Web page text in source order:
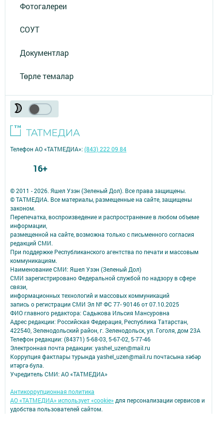
Фотогалереи
СОУТ
Документлар
Төрле темалар
© 2011 - 2026. Яшел Узэн (Зеленый Дол). Все права защищены.
© ТАТМЕДИА. Все материалы, размещенные на сайте, защищены
законом.
Перепечатка, воспроизведение и распространение в любом объеме
информации,
размещенной на сайте, возможна только с письменного согласия
редакций СМИ.
При поддержке Республиканского агентства по печати и массовым
коммуникациям.
Наименование СМИ: Яшел Узэн (Зеленый Дол)
СМИ зарегистрировано Федеральной службой по надзору в сфере
связи,
информационных технологий и массовых коммуникаций
запись о регистрации СМИ Эл № ФС 77- 90146 от 07.10.2025
ФИО главного редактора: Садыкова Ильсия Мансуровна
Адрес редакции: Российская Федерация, Республика Татарстан,
422540, Зеленодольский район, г. Зеленодольск, ул. Гоголя, дом 23А
Телефон редакции: (84371) 5-68-03, 5-67-02, 5-77-46
Электронная почта редакции: yashel_uzen@mail.ru
Коррупция фактлары турында yashel_uzen@mail.ru почтасына хәбәр
итәргә була.
Учредитель СМИ: АО «ТАТМЕДИА»
Антикоррупционная политика
АО «ТАТМЕДИА» использует «cookie» для персонализации сервисов и
удобства пользователей сайтом.
Телефон АО «ТАТМЕДИА»:(843) 222 09 84
16+